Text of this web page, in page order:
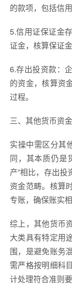
的款项，包括信
5.信用证保证金
证金，核算保证
6.存出投资款：
的资金，核算资
过程。
三、其他货币资
实操中需区分其
同，其本质仍是
产”相比，存出
资金范畴。核算
专账，确保账实相
综上，其他货币
大类具有特定用
围，是避免账务
需严格按明细科
计处理符合准则要